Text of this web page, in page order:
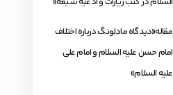
مقاله«دیدگاه مادلونگ درباره اختلاف
امام حسن علیه السلام و امام علی
علیه السلام»